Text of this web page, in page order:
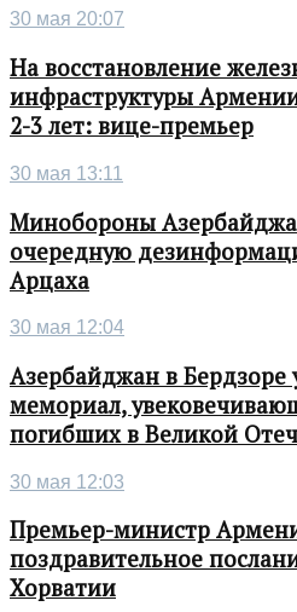
30 мая 20:07
На восстановление
инфраструктуры
2-3 лет: вице-премьер
30 мая 13:11
Минобороны
очередную
Арцаха
30 мая 12:04
Азербайджан в Бердзоре
мемориал,
погибших в Великой
30 мая 12:03
Премьер-министр
поздравительное
Хорватии